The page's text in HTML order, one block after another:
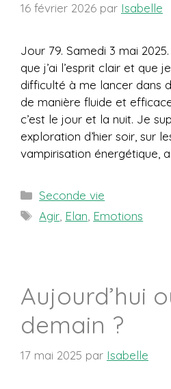
16 février 2026 par Isabelle
Jour 79. Samedi 3 mai
que j’ai l’esprit clair et que
difficulté à me lancer dans
de manière fluide et
c’est le jour et la nuit. Je
exploration d’hier soir, sur
vampirisation énergétique,
Catégories
Seconde vie
Étiquettes
Agir Elan Emotions
Aujourd’hui
demain ?
17 mai 2025 par Isabelle